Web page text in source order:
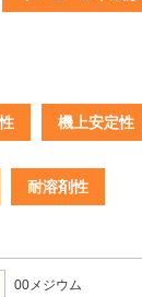
機上安定性
耐溶剤性
00メジウム